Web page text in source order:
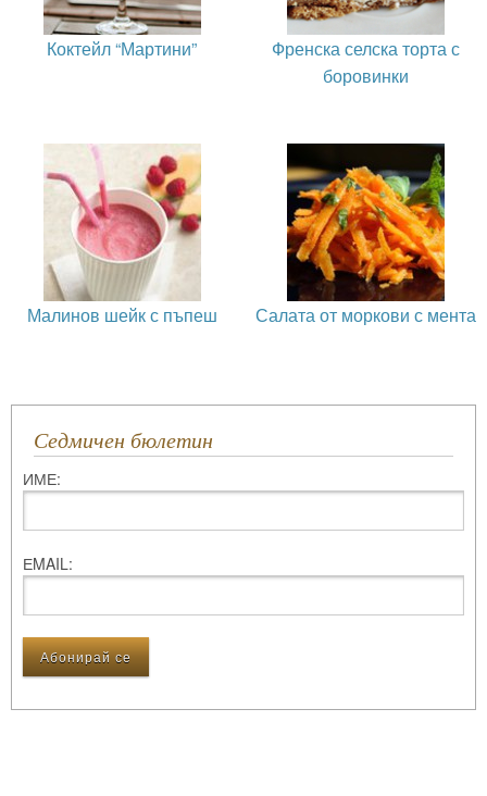
Коктейл “Мартини”
Френска селска торта с
боровинки
Малинов шейк с пъпеш Салата от моркови с мента
Седмичен бюлетин
ИМЕ:
ЕMAIL: